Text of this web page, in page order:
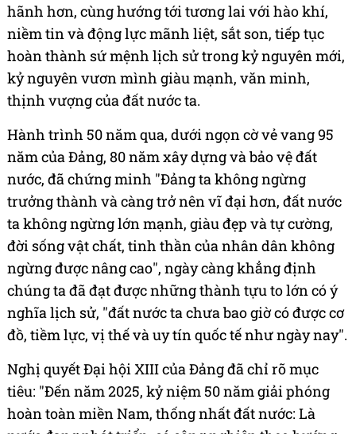
hãnh hơn, cùng hướng tới tương lai với hào khí,
niềm tin và động lực mãnh liệt, sắt son, tiếp tục
hoàn thành sứ mệnh lịch sử trong kỷ nguyên mới,
kỷ nguyên vươn mình giàu mạnh, văn minh,
thịnh vượng của đất nước ta.
Hành trình 50 năm qua, dưới ngọn cờ vẻ vang 95
năm của Đảng, 80 năm xây dựng và bảo vệ đất
nước, đã chứng minh "Đảng ta không ngừng
trưởng thành và càng trở nên vĩ đại hơn, đất nước
ta không ngừng lớn mạnh, giàu đẹp và tự cường,
đời sống vật chất, tinh thần của nhân dân không
ngừng được nâng cao", ngày càng khẳng định
chúng ta đã đạt được những thành tựu to lớn có ý
nghĩa lịch sử, "đất nước ta chưa bao giờ có được cơ
đồ, tiềm lực, vị thế và uy tín quốc tế như ngày nay".
Nghị quyết Đại hội XIII của Đảng đã chỉ rõ mục
tiêu: "Đến năm 2025, kỷ niệm 50 năm giải phóng
hoàn toàn miền Nam, thống nhất đất nước: Là